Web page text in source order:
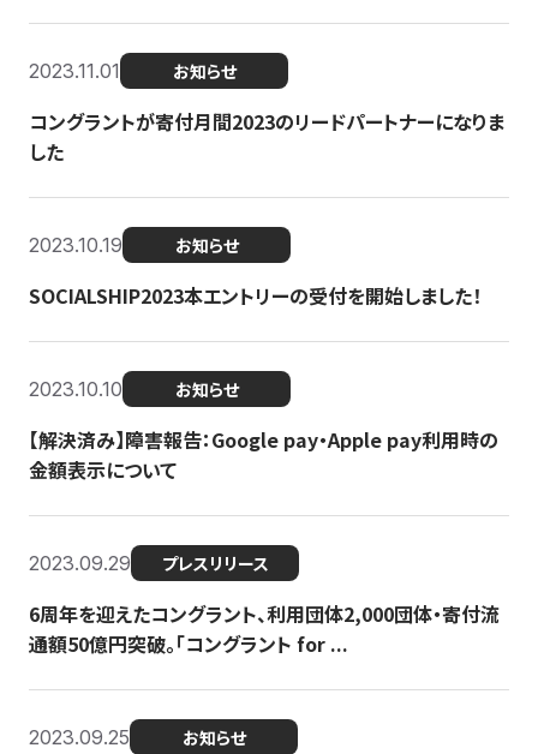
2023.11.01 お知らせ
コングラントが寄付月間2023のリードパートナーになりま
した
2023.10.19 お知らせ
SOCIALSHIP2023本エントリーの受付を開始しました！
2023.10.10 お知らせ
【解決済み】障害報告：Google pay・Apple pay利用時の
金額表示について
2023.09.29 プレスリリース
6周年を迎えたコングラント、利用団体2,000団体・寄付流
通額50億円突破。「コングラント for ...
2023.09.25 お知らせ